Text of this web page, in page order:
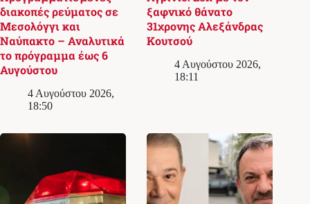
διακοπές ρεύματος σε
Μεσολόγγι και
Ναύπακτο – Αναλυτικά
το πρόγραμμα έως 6
Αυγούστου
4 Αυγούστου 2026,
18:50
ξαφνικό θάνατο
31χρονης Αλεξάνδρας
Κουτσού
4 Αυγούστου 2026,
18:11